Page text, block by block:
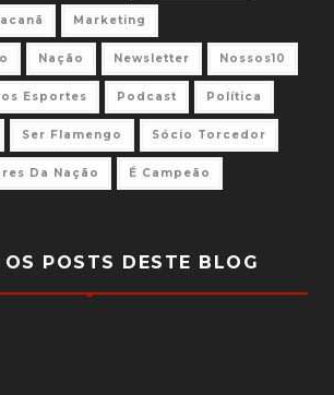
Marketing
Nação Newsletter Nossos10
Esportes Podcast Política
Ser Flamengo Sócio Torcedor
Da Nação É Campeão
POSTS DESTE BLOG